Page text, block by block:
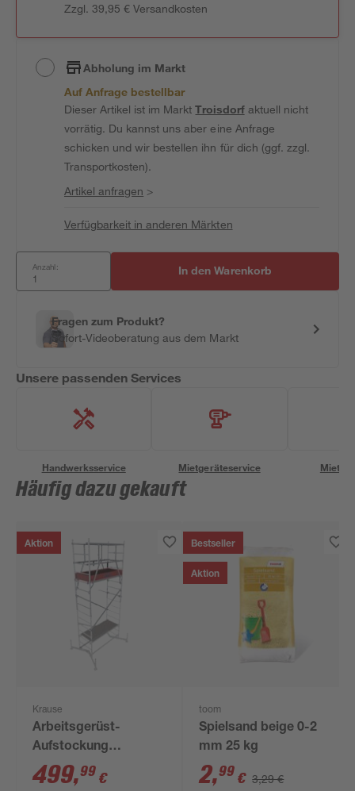
Zzgl. 39,95 € Versandkosten
Abholung im Markt
Auf Anfrage bestellbar
Dieser Artikel ist im MarktTroisdorfaktuell nicht
vorrätig. Du kannst uns aber eine Anfrage
schicken und wir bestellen ihn für dich (ggf. zzgl.
Transportkosten).
Artikel anfragen >
Verfügbarkeit in anderen Märkten
Anzahl: In den Warenkorb
Fragen zum Produkt?
Sofort-Videoberatung aus dem Markt
Unsere passenden Services
Handwerksservice Mietgeräteservice
Häufig dazu gekauft
Aktion
Krause
Arbeitsgerüst-
Aufstockung
'ClimTec'
499,99 €
Bestseller
Aktion
toom
Spielsand beige 0-2
mm 25 kg
2,99 € 3,29 €